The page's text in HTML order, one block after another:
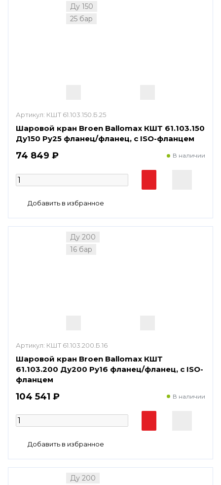
Ду 150
25 бар
Артикул: КШТ 61.103.150.Б.25
Шаровой кран Broen Ballomax КШТ 61.103.150
Ду150 Ру25 фланец/фланец, с ISO-фланцем
74 849 ₽ В наличии
Ду 200
16 бар
Артикул: КШТ 61.103.200.Б.16
Шаровой кран Broen Ballomax КШТ
61.103.200 Ду200 Ру16 фланец/фланец, с ISO-
фланцем
104 541 ₽ В наличии
Ду 200